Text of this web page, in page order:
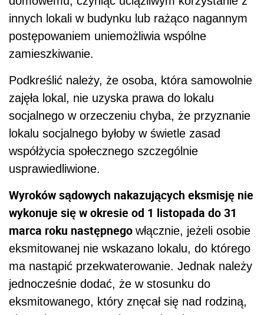
innych lokali w budynku lub rażąco nagannym
postępowaniem uniemożliwia wspólne
zamieszkiwanie.
Podkreślić należy, że osoba, która samowolnie
zajęła lokal, nie uzyska prawa do lokalu
socjalnego w orzeczeniu chyba, że przyznanie
lokalu socjalnego byłoby w świetle zasad
współżycia społecznego szczególnie
usprawiedliwione.
Wyroków sądowych nakazujących eksmisję nie
wykonuje się w okresie od 1 listopada do 31
marca roku następnego włącznie, jeżeli osobie
eksmitowanej nie wskazano lokalu, do którego
ma nastąpić przekwaterowanie. Jednak należy
jednocześnie dodać, że w stosunku do
eksmitowanego, który znęcał się nad rodziną,